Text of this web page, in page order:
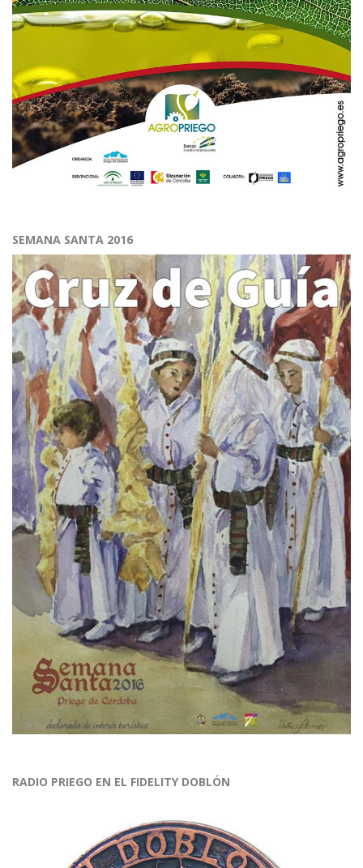
SEMANA SANTA 2016
RADIO PRIEGO EN EL FIDELITY DOBLÓN